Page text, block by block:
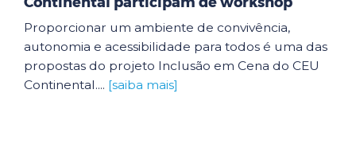
Proporcionar um ambiente de convivência,
autonomia e acessibilidade para todos é uma das
propostas do projeto Inclusão em Cena do CEU
Continental.... [saiba mais]